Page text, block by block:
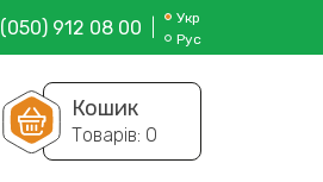
(050) 912 08 00
Укр
Рус
Кошик
Товарів: 0